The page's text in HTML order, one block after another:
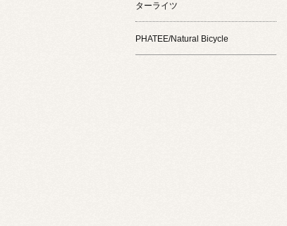
ターライツ
PHATEE/Natural Bicycle